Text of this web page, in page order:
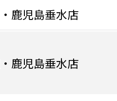
鹿児島垂水店
鹿児島垂水店